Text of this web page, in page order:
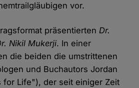
vor.
präsentiertenDr.
Nikil Mukerji. In einer
die beiden die umstrittenen
und Buchautors Jordan
for Life"), der seit einiger Zeit